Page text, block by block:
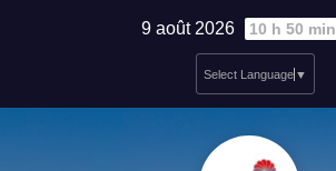
9 août 2026 10 h 50 min
Select Language ▼